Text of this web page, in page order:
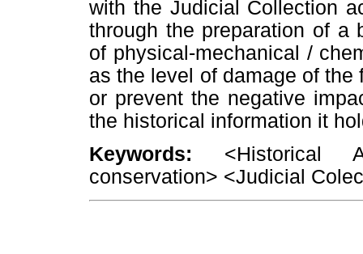
with the Judicial Collection
through the preparation of a
of physical-mechanical /
as the level of damage of
or prevent the negative
the historical information it
Keywords: <Historical
conservation> <Judicial